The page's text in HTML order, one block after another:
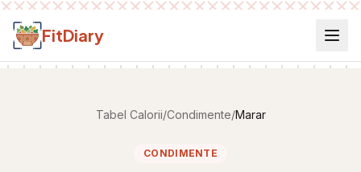
Salt la conținut
FitDiary
Tabel Calorii/Condimente/Marar
CONDIMENTE